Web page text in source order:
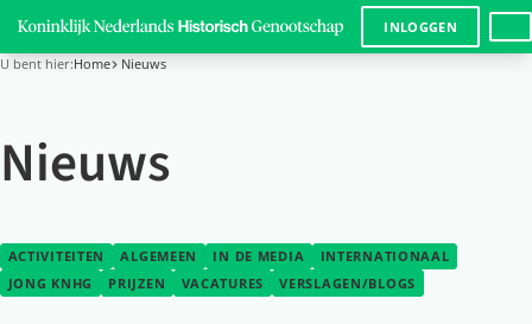
INLOGGEN
U bent hier:Home Nieuws
Nieuws
ACTIVITEITEN ALGEMEEN IN DE MEDIA
INTERNATIONAAL
JONG KNHG
PRIJZEN VACATURES VERSLAGEN/BLOGS